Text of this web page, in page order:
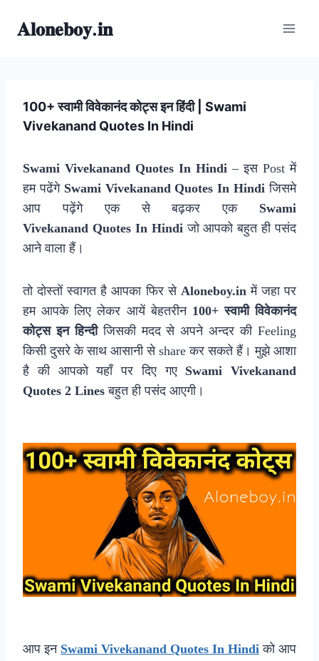
𝐀𝐥𝐨𝐧𝐞𝐛𝐨𝐲.𝐢𝐧
100+ स्वामी विवेकानंद कोट्स इन हिंदी | Swami
Vivekanand Quotes In Hindi
Swami Vivekanand Quotes In Hindi – इस Post में
हम पढेंगे Swami Vivekanand Quotes In Hindi जिसमे
आप पढ़ेंगे एक से बढ़कर एक Swami
Vivekanand Quotes In Hindiजो आपको बहुत ही पसंद
आने वाला हैं।
तो दोस्तों स्वागत है आपका फिर से Aloneboy.inमें जहा पर
हम आपके लिए लेकर आयें बेहतरीन 100+ स्वामी विवेकानंद
कोट्स इन हिन्दीजिसकी मदद से अपने अन्दर की Feeling
किसी दुसरे के साथ आसानी से share कर सकते हैं। मुझे आशा
है की आपको यहाँ पर दिए गए Swami Vivekanand
Quotes 2 Lines बहुत ही पसंद आएगी।
आप इन Swami Vivekanand Quotes In Hindi को आप